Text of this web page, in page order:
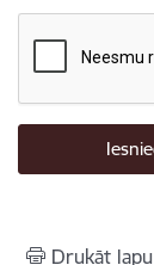
Drukāt lapu